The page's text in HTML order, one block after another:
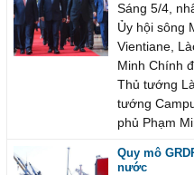
Sáng 5/4,
Ủy hội sông
Vientiane,
Minh Chính
Thủ tướng
tướng
phủ Phạm
Quy mô
nước